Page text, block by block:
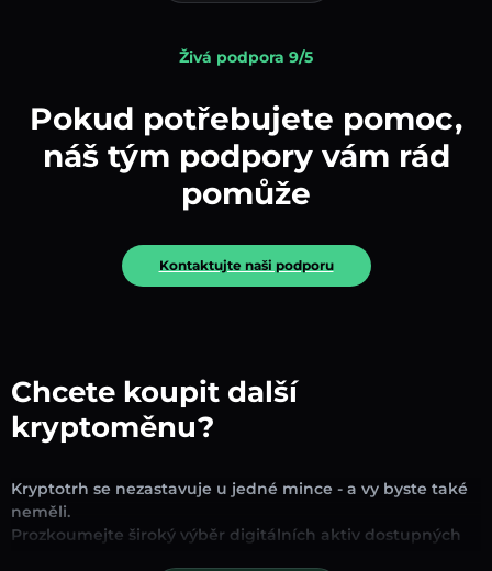
Živá podpora 9/5
Pokud potřebujete pomoc,
náš tým podpory vám rád
pomůže
Kontaktujte naši podporu
Chcete koupit další
kryptoměnu?
Kryptotrh se nezastavuje u jedné mince - a vy byste také
neměli.
Prozkoumejte široký výběr digitálních aktiv dostupných